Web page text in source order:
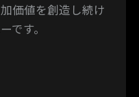
価値を創造し続け
です。